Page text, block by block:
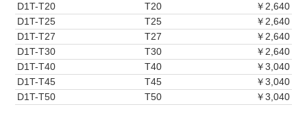
D1T-T20
T20
￥2,640
D1T-T25
T25
￥2,640
D1T-T27
T27
￥2,640
D1T-T30
T30
￥2,640
D1T-T40
T40
￥3,040
D1T-T45
T45
￥3,040
D1T-T50
T50 ￥3,040